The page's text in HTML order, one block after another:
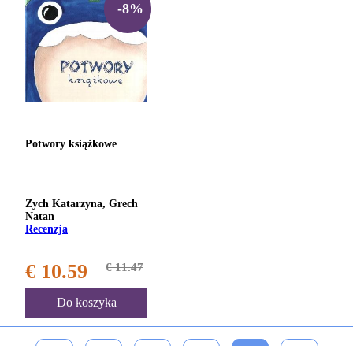
Potwory książkowe
Zych Katarzyna, Grech
Natan
Recenzja
€ 10.59 € 11.47
Do koszyka
-8%